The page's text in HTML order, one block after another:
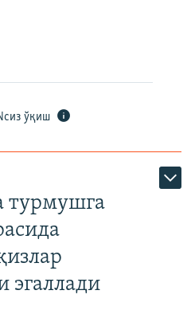
ўқиш
турмушга
эгаллади